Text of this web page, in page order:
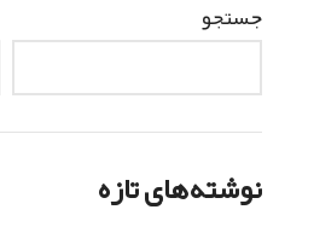
جستجو
نوشته‌های تازه